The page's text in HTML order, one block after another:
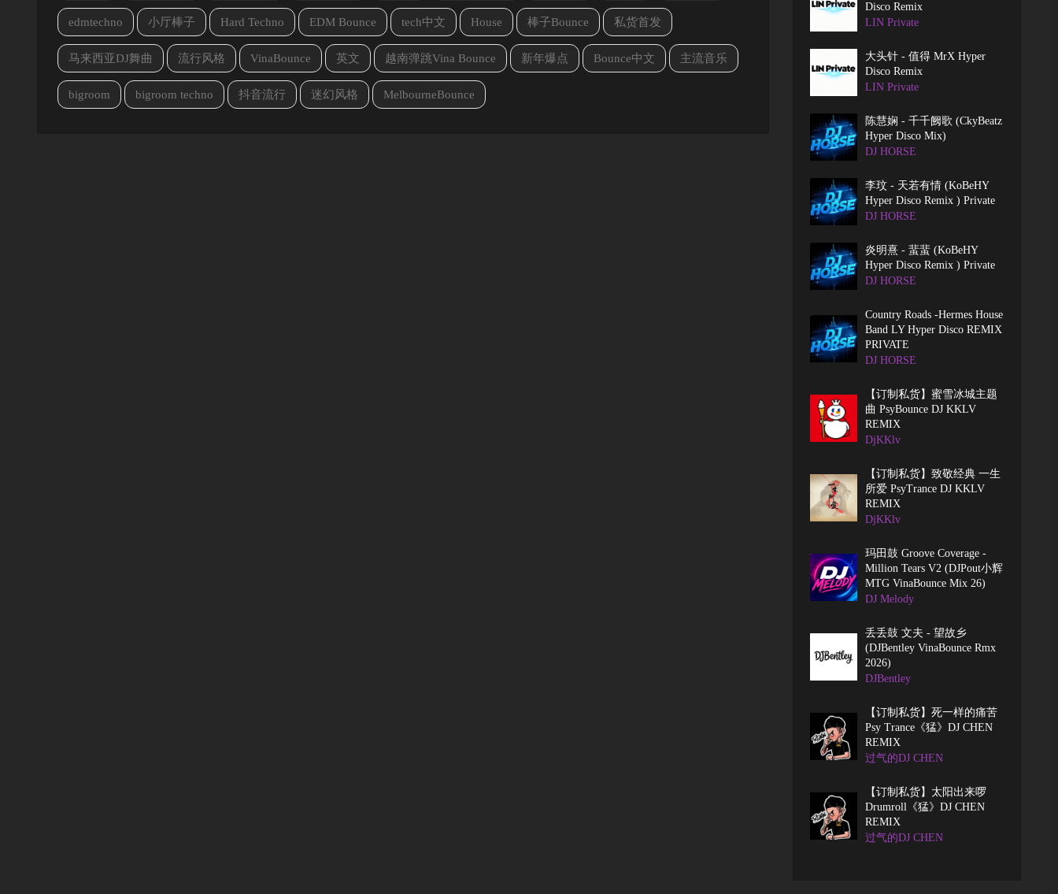
edmtechno 小厅棒子 Hard Techno EDM Bounce tech中文 House 棒子Bounce 私货首发
马来西亚DJ舞曲 流行风格 VinaBounce 英文 越南弹跳Vina Bounce 新年爆点 Bounce中文 主流音乐
bigroom bigroom techno 抖音流行 迷幻风格 MelbourneBounce
Disco Remix
LIN Private
大头针 - 值得 MrX Hyper
Disco Remix
LIN Private
陈慧娴 - 千千阙歌 (CkyBeatz
Hyper Disco Mix)
DJ HORSE
李玟 - 天若有情 (KoBeHY
Hyper Disco Remix ) Private
DJ HORSE
炎明熹 - 蜚蜚 (KoBeHY
Hyper Disco Remix ) Private
DJ HORSE
Country Roads -Hermes House
Band LY Hyper Disco REMIX
PRIVATE
DJ HORSE
【订制私货】蜜雪冰城主题
曲 PsyBounce DJ KKLV
REMIX
DjKKlv
【订制私货】致敬经典 一生
所爱 PsyTrance DJ KKLV
REMIX
DjKKlv
玛田鼓 Groove Coverage -
Million Tears V2 (DJPout小辉
MTG VinaBounce Mix 26)
DJ Melody
丢丢鼓 文夫 - 望故乡
(DJBentley VinaBounce Rmx
2026)
DJBentley
【订制私货】死一样的痛苦
Psy Trance《猛》DJ CHEN
REMIX
过气的DJ CHEN
【订制私货】太阳出来啰
Drumroll《猛》DJ CHEN
REMIX
过气的DJ CHEN